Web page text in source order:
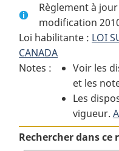
:
les
les
Règlement à
modification
Loi habilitante : LOI
CANADA
Notes :
Voir les
et les
Les
vigueur.
Rechercher dans ce